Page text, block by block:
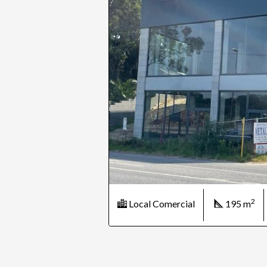
Local Comercial 195 m2